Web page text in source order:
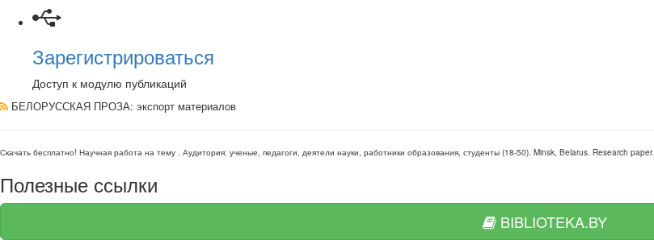
Зарегистрироваться
Доступ к модулю публикаций
БЕЛОРУССКАЯ ПРОЗА: экспорт материалов
Скачать бесплатно! Научная работа на тему . Аудитория: ученые, педагоги, деятели науки, работники образования, студенты (18-50). Minsk, Belarus. Research paper.
Полезные ссылки
BIBLIOTEKA.BY